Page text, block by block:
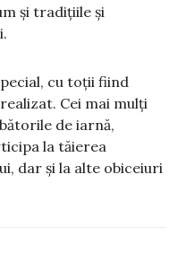
și tradițiile și
cu toții fiind
Cei mai mulți
de iarnă,
la tăierea
dar și la alte obiceiuri